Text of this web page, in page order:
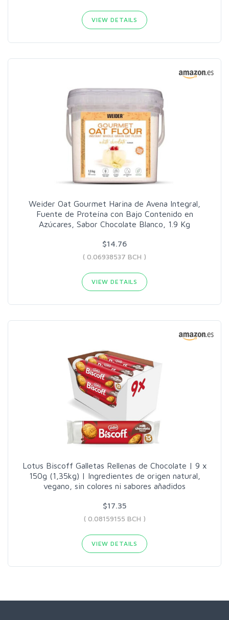
VIEW DETAILS
Weider Oat Gourmet Harina de Avena Integral,
Fuente de Proteína con Bajo Contenido en
Azúcares, Sabor Chocolate Blanco, 1.9 Kg
$14.76
( 0.06938537 BCH )
VIEW DETAILS
Lotus Biscoff Galletas Rellenas de Chocolate | 9 x
150g (1,35kg) | Ingredientes de origen natural,
vegano, sin colores ni sabores añadidos
$17.35
( 0.08159155 BCH )
VIEW DETAILS